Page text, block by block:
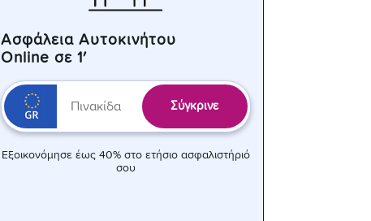
Ασφάλεια Αυτοκινήτου
Online σε 1′
Σύγκρινε
Εξοικονόμησε έως 40% στο ετήσιο ασφαλιστήριό
σου